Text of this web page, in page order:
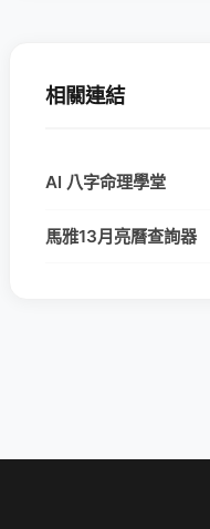
相關連結
AI 八字命理學堂
馬雅13月亮曆查詢器